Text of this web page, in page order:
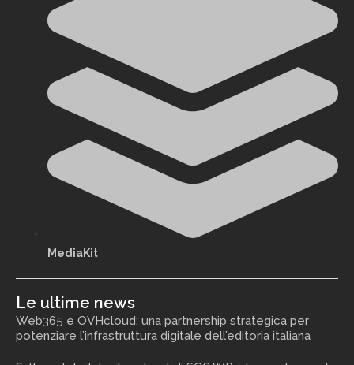
MediaKit
Le ultime news
Web365 e OVHcloud: una partnership strategica per
potenziare l’infrastruttura digitale dell’editoria italiana